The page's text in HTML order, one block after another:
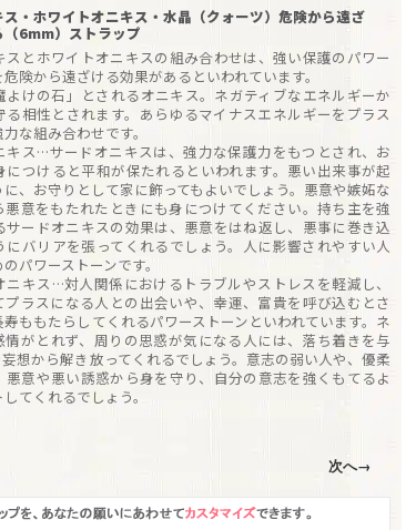
・ホワイトオニキス・水晶（クォーツ）危険から遠ざ
（6mm）ストラップ
スとホワイトオニキスの組み合わせは、強い保護のパワー
険から遠ざける効果があるといわれています。
よけの石」とされるオニキス。ネガティブなエネルギーか
る相性とされます。あらゆるマイナスエネルギーをプラス
な組み合わせです。
ス…サードオニキスは、強力な保護力をもつとされ、お
につけると平和が保たれるといわれます。悪い出来事が起
に、お守りとして家に飾ってもよいでしょう。悪意や嫉妬な
悪意をもたれたときにも身につけてください。持ち主を強
サードオニキスの効果は、悪意をはね返し、悪事に巻き込
にバリアを張ってくれるでしょう。人に影響されやすい人
パワーストーンです。
キス…対人関係におけるトラブルやストレスを軽減し、
プラスになる人との出会いや、幸運、富貴を呼び込むとさ
ももたらしてくれるパワーストーンといわれています。ネ
情がとれず、周りの思惑が気になる人には、落ち着きを与
想から解き放ってくれるでしょう。意志の弱い人や、優柔
悪意や悪い誘惑から身を守り、自分の意志を強くもてるよ
てくれるでしょう。
次へ→